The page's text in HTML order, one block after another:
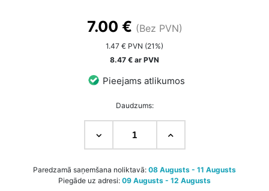
7.00 € (Bez PVN)
1.47 € PVN (21%)
8.47 € ar PVN
Pieejams atlikumos
Daudzums:
Paredzamā saņemšana noliktavā: 08 Augusts - 11 Augusts
Piegāde uz adresi: 09 Augusts - 12 Augusts